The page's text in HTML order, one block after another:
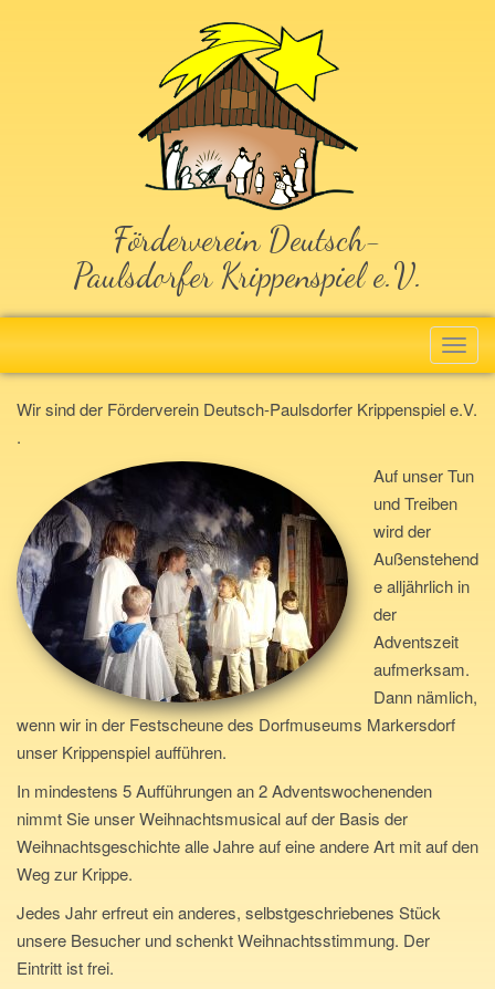
Förderverein Deutsch-
Paulsdorfer Krippenspiel e.V.
T
o
g
e
n
v
a
t
i
o
Wir sind der Förderverein Deutsch-Paulsdorfer Krippenspiel e.V.
.
Auf unser Tun
und Treiben
wird der
Außenstehend
e alljährlich in
der
Adventszeit
aufmerksam.
Dann nämlich,
wenn wir in der Festscheune des Dorfmuseums Markersdorf
unser Krippenspiel aufführen.
In mindestens 5 Aufführungen an 2 Adventswochenenden
nimmt Sie unser Weihnachtsmusical auf der Basis der
Weihnachtsgeschichte alle Jahre auf eine andere Art mit auf den
Weg zur Krippe.
Jedes Jahr erfreut ein anderes, selbstgeschriebenes Stück
unsere Besucher und schenkt Weihnachtsstimmung. Der
Eintritt ist frei.